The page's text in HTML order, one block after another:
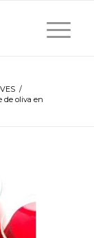
/
de oliva en